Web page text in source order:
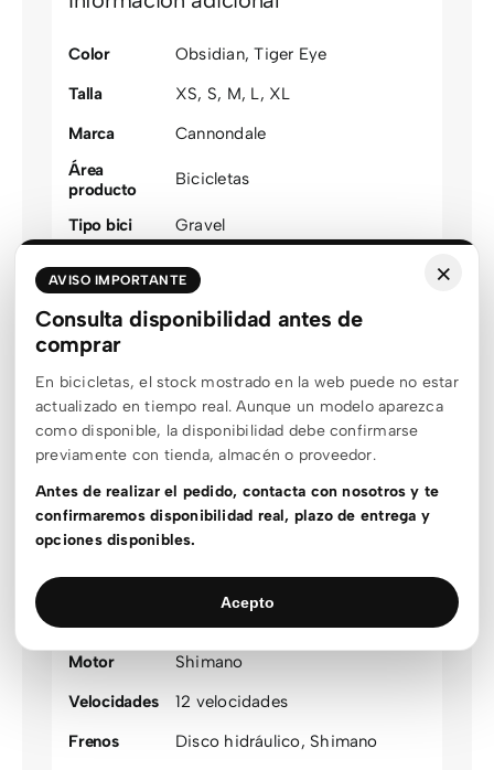
Color Obsidian,Tiger Eye
Talla
XS, S, M, L, XL
Marca
Cannondale
Área
producto
Bicicletas
Tipo bici
Gravel
Modalidad
Gravel
Familia
Carbon
optimizada
L,M,S,XL,XS
Género
Unisex
Estado stock Sin stock
Material
Acero,Aluminio, Carbono
Rueda
20
Recorrido
160mm
Motor
Shimano
Velocidades
12 velocidades
Frenos
Disco hidráulico, Shimano
×
AVISO IMPORTANTE
Consulta disponibilidad antes de
comprar
En bicicletas, el stock mostrado en la web puede no estar
actualizado en tiempo real. Aunque un modelo aparezca
como disponible, la disponibilidad debe confirmarse
previamente con tienda, almacén o proveedor.
Antes de realizar el pedido, contacta con nosotros y te
confirmaremos disponibilidad real, plazo de entrega y
opciones disponibles.
Acepto